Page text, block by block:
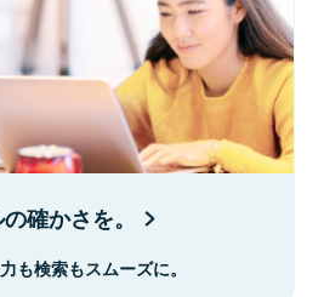
確かさを。
も検索もスムーズに。